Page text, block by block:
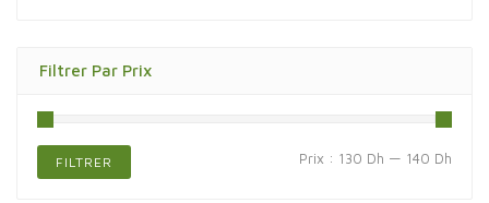
Filtrer Par Prix
FILTRER Prix : 130 Dh — 140 Dh